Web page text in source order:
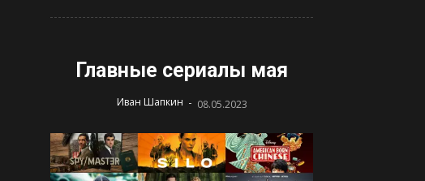
Главные сериалы мая
Иван Шапкин - 08.05.2023